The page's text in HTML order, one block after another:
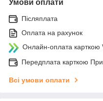
Умови оплати
Післяплата
Оплата на рахунок
Онлайн-оплата
Передплата карткою
Всі умови оплати